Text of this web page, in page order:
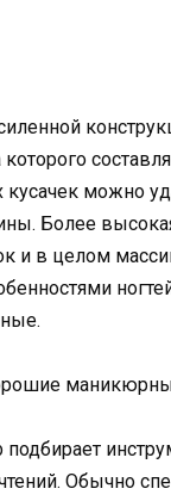
можно
Более
и в целом
Обычно